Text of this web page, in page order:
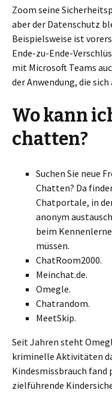
Zoom seine
aber der Datenschutz
Beispielsweise ist
Ende-zu-Ende-
mit Microsoft Teams
der Anwendung, die
Wo kann
chatten?
Suchen Sie neue
Chatten? Da
Chatportale, in
anonym
beim
müssen.
ChatRoom2000.
Meinchat.de.
Omegle.
Chatrandom.
MeetSkip.
Seit Jahren steht
kriminelle Aktivitäten
Kindesmissbrauch
zielführende